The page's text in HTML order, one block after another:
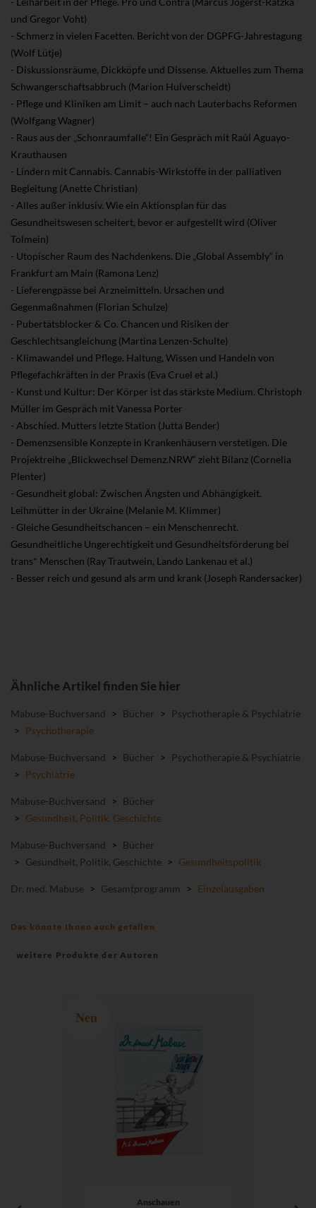
und Gregor Voht)
- Schmerz in vielen Facetten. Bericht von der DGPFG-Jahrestagung
(Wolf Lütje)
- Diskussionsräume, Dickköpfe und Dissense. Aktuelles zum Thema
Schwangerschaftsabbruch (Marion Hulverscheidt)
- Pflege und Kliniken am Limit – auch nach Lauterbachs Reformen
(Wolfgang Wagner)
- Raus aus der „Schonraumfalle“! Ein Gespräch mit Raúl Aguayo-
Krauthausen
- Lindern mit Cannabis. Cannabis-Wirkstoffe in der palliativen
Begleitung (Anette Christian)
- Alles außer inklusiv. Wie ein Aktionsplan für das
Gesundheitswesen scheitert, bevor er aufgestellt wird (Oliver
Tolmein)
- Utopischer Raum des Nachdenkens. Die „Global Assembly“ in
Frankfurt am Main (Ramona Lenz)
- Lieferengpässe bei Arzneimitteln. Ursachen und
Gegenmaßnahmen (Florian Schulze)
- Pubertätsblocker & Co. Chancen und Risiken der
Geschlechtsangleichung (Martina Lenzen-Schulte)
- Klimawandel und Pflege. Haltung, Wissen und Handeln von
Pflegefachkräften in der Praxis (Eva Cruel et al.)
- Kunst und Kultur: Der Körper ist das stärkste Medium. Christoph
Müller im Gespräch mit Vanessa Porter
- Abschied. Mutters letzte Station (Jutta Bender)
- Demenzsensible Konzepte in Krankenhäusern verstetigen. Die
Projektreihe „Blickwechsel Demenz.NRW“ zieht Bilanz (Cornelia
Plenter)
- Gesundheit global: Zwischen Ängsten und Abhängigkeit.
Leihmütter in der Ukraine (Melanie M. Klimmer)
- Gleiche Gesundheitschancen – ein Menschenrecht.
Gesundheitliche Ungerechtigkeit und Gesundheitsförderung bei
trans* Menschen (Ray Trautwein, Lando Lankenau et al.)
- Besser reich und gesund als arm und krank (Joseph Randersacker)
Ähnliche Artikel finden Sie hier
Mabuse-Buchversand > Bücher >
Psychotherapie & Psychiatrie
> Psychotherapie
Mabuse-Buchversand > Bücher >
Psychotherapie & Psychiatrie
> Psychiatrie
Mabuse-Buchversand > Bücher
> Gesundheit, Politik, Geschichte
Mabuse-Buchversand > Bücher
> Gesundheit, Politik, Geschichte > Gesundheitspolitik
Dr. med. Mabuse > Gesamtprogramm > Einzelausgaben
Das könnte Ihnen auch gefallen
weitere Produkte der Autoren
Neu
Anschauen